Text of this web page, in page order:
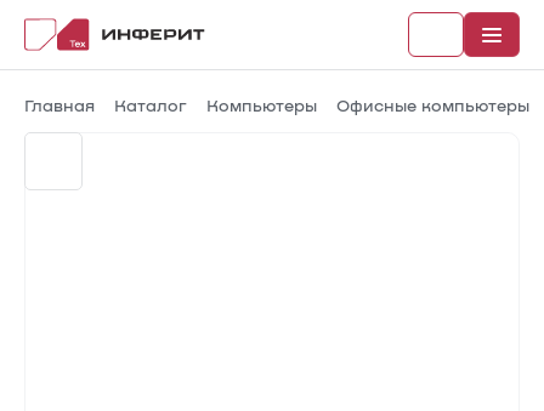
Главная Каталог Компьютеры Офисные компьютеры